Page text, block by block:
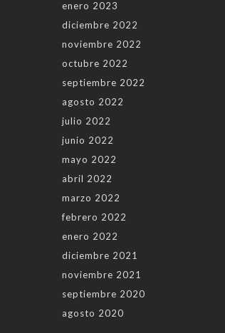
enero 2023
diciembre 2022
noviembre 2022
octubre 2022
septiembre 2022
agosto 2022
julio 2022
junio 2022
mayo 2022
abril 2022
marzo 2022
febrero 2022
enero 2022
diciembre 2021
noviembre 2021
septiembre 2020
agosto 2020